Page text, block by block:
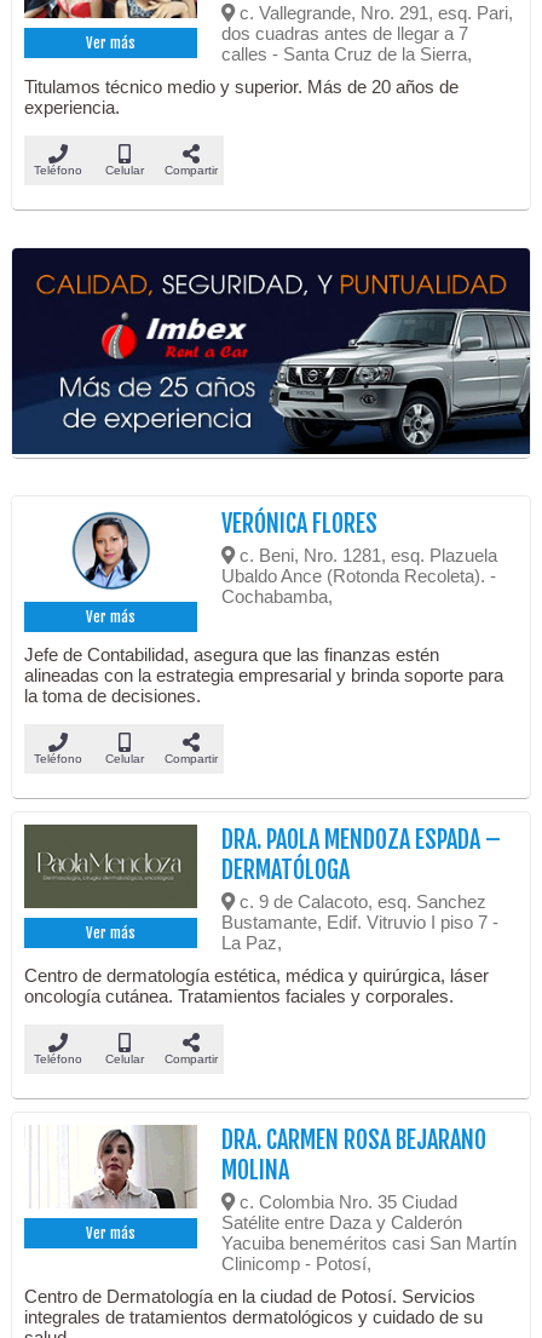
Ver más
c. Vallegrande, Nro. 291, esq. Pari,
dos cuadras antes de llegar a 7
calles - Santa Cruz de la Sierra,
Titulamos técnico medio y superior. Más de 20 años de
experiencia.
Teléfono Celular Compartir
Ver más
VERÓNICA FLORES
c. Beni, Nro. 1281, esq. Plazuela
Ubaldo Ance (Rotonda Recoleta). -
Cochabamba,
Jefe de Contabilidad, asegura que las finanzas estén
alineadas con la estrategia empresarial y brinda soporte para
la toma de decisiones.
Teléfono Celular Compartir
Ver más
DRA. PAOLA MENDOZA ESPADA –
DERMATÓLOGA
c. 9 de Calacoto, esq. Sanchez
Bustamante, Edif. Vitruvio I piso 7 -
La Paz,
Centro de dermatología estética, médica y quirúrgica, láser
oncología cutánea. Tratamientos faciales y corporales.
Teléfono Celular Compartir
Ver más
DRA. CARMEN ROSA BEJARANO
MOLINA
c. Colombia Nro. 35 Ciudad
Satélite entre Daza y Calderón
Yacuiba beneméritos casi San Martín
Clinicomp - Potosí,
Centro de Dermatología en la ciudad de Potosí. Servicios
integrales de tratamientos dermatológicos y cuidado de su